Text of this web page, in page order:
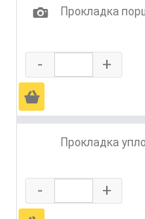
1
Прокладка
- +
Ä
Прокладка
- +